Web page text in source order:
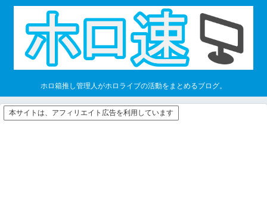
ホロ箱推し管理人がホロライブの活動をまとめるブログ。
本サイトは、アフィリエイト広告を利用しています